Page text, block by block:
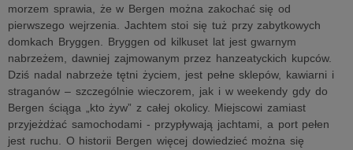
morzem sprawia, że w Bergen można zakochać się od
pierwszego wejrzenia. Jachtem stoi się tuż przy zabytkowych
domkach Bryggen. Bryggen od kilkuset lat jest gwarnym
nabrzeżem, dawniej zajmowanym przez hanzeatyckich kupców.
Dziś nadal nabrzeże tętni życiem, jest pełne sklepów, kawiarni i
straganów – szczególnie wieczorem, jak i w weekendy gdy do
Bergen ściąga „kto żyw” z całej okolicy. Miejscowi zamiast
przyjeżdżać samochodami - przypływają jachtami, a port pełen
jest ruchu. O historii Bergen więcej dowiedzieć można się